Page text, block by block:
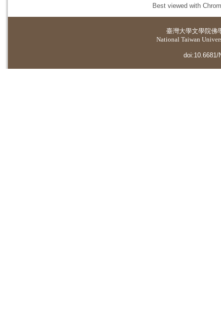
Best viewed with
臺灣大學文學院佛
National Taiwan
doi:10.6681/